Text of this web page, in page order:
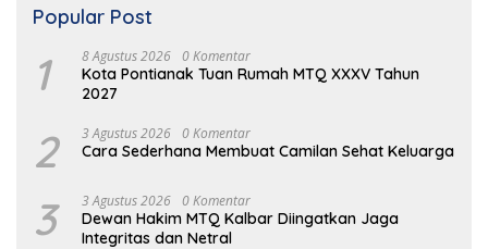
Popular Post
1 8 Agustus 2026 0 Komentar
Kota Pontianak Tuan Rumah MTQ XXXV Tahun
2027
2 3 Agustus 2026 0 Komentar
Cara Sederhana Membuat Camilan Sehat Keluarga
3 3 Agustus 2026 0 Komentar
Dewan Hakim MTQ Kalbar Diingatkan Jaga
Integritas dan Netral